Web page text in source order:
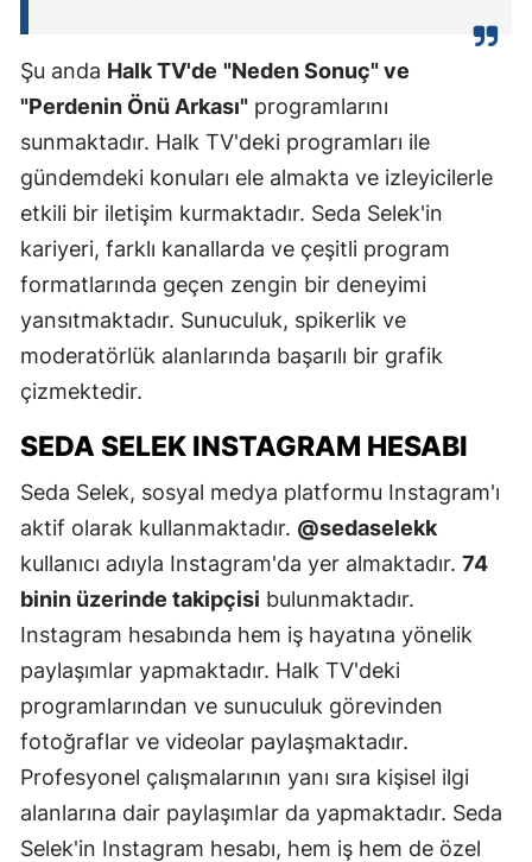
Şu anda Halk TV'de "Neden Sonuç" ve
"Perdenin Önü Arkası" programlarını
sunmaktadır. Halk TV'deki programları ile
gündemdeki konuları ele almakta ve izleyicilerle
etkili bir iletişim kurmaktadır. Seda Selek'in
kariyeri, farklı kanallarda ve çeşitli program
formatlarında geçen zengin bir deneyimi
yansıtmaktadır. Sunuculuk, spikerlik ve
moderatörlük alanlarında başarılı bir grafik
çizmektedir.
SEDA SELEK INSTAGRAM HESABI
Seda Selek, sosyal medya platformu Instagram'ı
aktif olarak kullanmaktadır. @sedaselekk
kullanıcı adıyla Instagram'da yer almaktadır. 74
binin üzerinde takipçisi bulunmaktadır.
Instagram hesabında hem iş hayatına yönelik
paylaşımlar yapmaktadır. Halk TV'deki
programlarından ve sunuculuk görevinden
fotoğraflar ve videolar paylaşmaktadır.
Profesyonel çalışmalarının yanı sıra kişisel ilgi
alanlarına dair paylaşımlar da yapmaktadır. Seda
Selek'in Instagram hesabı, hem iş hem de özel